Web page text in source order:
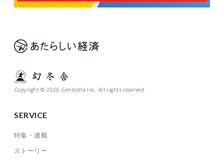
Copyright © 2026 Gentosha Inc. All rights reserved.
SERVICE
特集・連載
ストーリー